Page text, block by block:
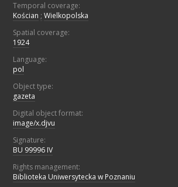
Temporal coverage:
Kościan ; Wielkopolska
Spatial coverage:
1924
Language:
pol
Object type:
gazeta
Digital object format:
image/x.djvu
Signature:
BU 99996 IV
Rights management:
Biblioteka Uniwersytecka w Poznaniu